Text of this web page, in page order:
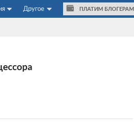
Другое ПЛАТИМ БЛОГЕРАМ